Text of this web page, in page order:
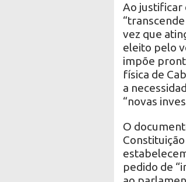
Ao justificar
vez que
eleito pelo
impõe
física de
a
“novas
O
pedido de